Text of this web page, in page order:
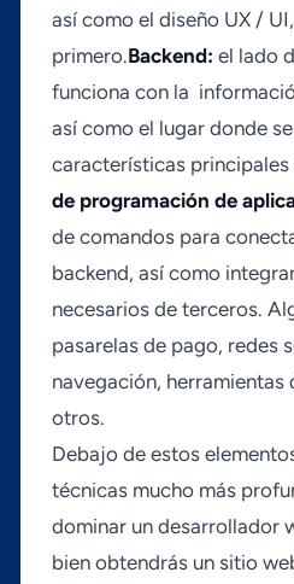
así­ como el diseño UX /
primero.Backend: el lado
funciona con la
así­ como el lugar donde
caracterí­sticas principales
de programación de
de comandos para
backend, así­ como
necesarios de terceros.
pasarelas de pago, redes
navegación, herramientas
otros.
Debajo de estos
técnicas mucho más
dominar un desarrollador
bien obtendrás un sitio